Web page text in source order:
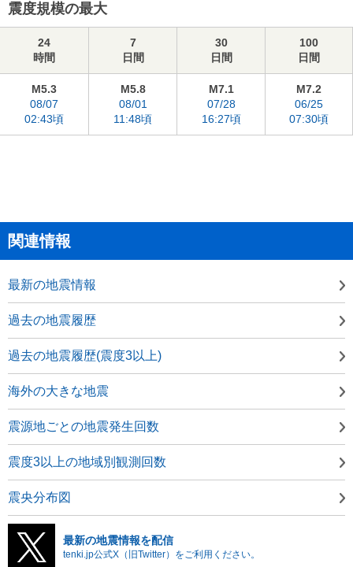
震度規模の最大
24
時間
7
日間
30
日間
100
日間
M5.3
08/07
02:43頃
M5.8
08/01
11:48頃
M7.1
07/28
16:27頃
M7.2
06/25
07:30頃
関連情報
最新の地震情報
過去の地震履歴
過去の地震履歴(震度3以上)
海外の大きな地震
震源地ごとの地震発生回数
震度3以上の地域別観測回数
震央分布図
最新の地震情報を配信
tenki.jp公式X（旧Twitter）をご利用ください。